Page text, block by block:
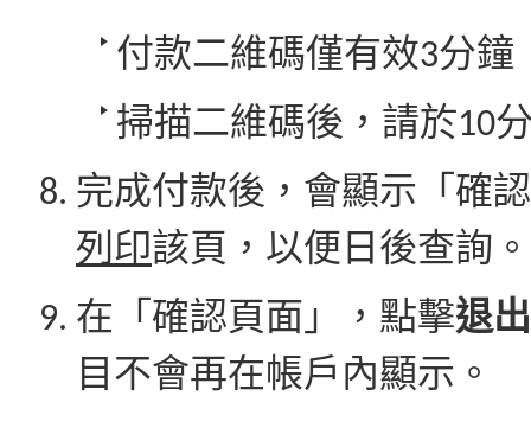
付款二維碼僅有效3分鐘
掃描二維碼後，請於10
完成付款後，會顯示「確
列印該頁，以便日後查詢。
在「確認頁面」，點擊退出
目不會再在帳戶內顯示。